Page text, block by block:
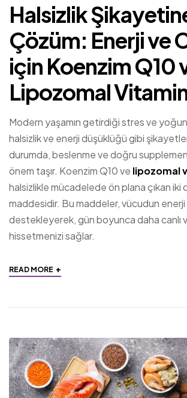
Halsizlik
Çözüm: Enerji ve
için Koenzim Q10
Lipozomal
Modern yaşamın getirdiği stres ve yoğun
halsizlik ve enerji düşüklüğü gibi
durumda, beslenme ve doğru
önem taşır. Koenzim Q10 ve lipozomal
halsizlikle mücadelede ön plana çıkan iki
maddesidir. Bu maddeler, vücudun
destekleyerek, gün boyunca daha canlı
hissetmenizi sağlar.
READ MORE +